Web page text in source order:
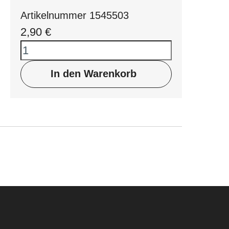
Artikelnummer 1545503
2,90 €
In den Warenkorb